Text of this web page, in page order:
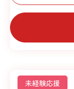
未経験応援